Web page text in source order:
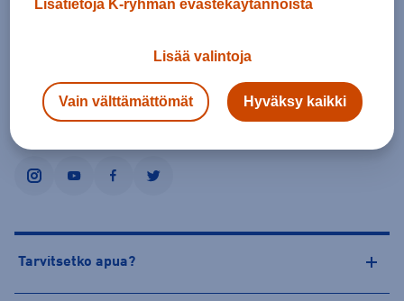
Yleisurheilu: Tapahtumat
Forssan Salama
instagramyoutubefacebooktwitter
Tarvitsetko apua?
Lisätietoja K-ryhmän evästekäytännöistä
Lisää valintoja
Vain välttämättömät Hyväksy kaikki